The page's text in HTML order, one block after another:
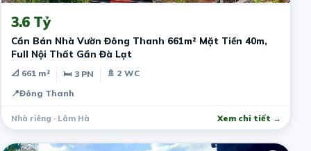
3.6 Tỷ
Cần Bán Nhà Vườn Đông Thanh 661m² Mặt Tiền 40m,
Full Nội Thất Gần Đà Lạt
📐 661 m² 🛏 3 PN
🚿 2 WC
📍Đông Thanh
Nhà riêng · Lâm Hà Xem chi tiết →